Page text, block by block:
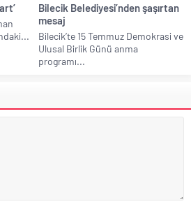
Bilecik Belediyesi’nden şaşırtan
mesaj
Bilecik’te 15 Temmuz Demokrasi ve
Ulusal Birlik Günü anma
programı...